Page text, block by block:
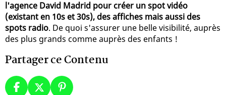
l'agence David Madrid pour créer un spot vidéo
(existant en 10s et 30s), des affiches mais aussi des
spots radio. De quoi s'assurer une belle visibilité, auprès
des plus grands comme auprès des enfants !
Partager ce Contenu